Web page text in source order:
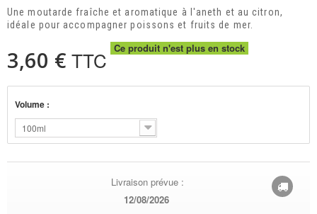
Une moutarde fraîche et aromatique à l'aneth et au citron,
idéale pour accompagner poissons et fruits de mer.
3,60 € TTC Ce produit n'est plus en stock
Volume :
100ml
Livraison prévue :
12/08/2026